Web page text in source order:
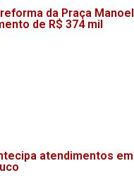
da Praça Manoel
de R$ 374 mil
atendimentos em